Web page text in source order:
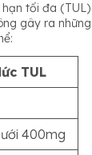
hạn tối đa
gây ra
TUL
400mg